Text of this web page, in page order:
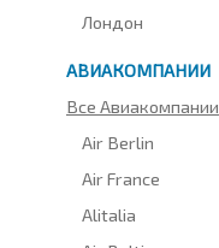
Лондон
АВИАКОМПАНИИ
Все Авиакомпании
Air Berlin
Air France
Alitalia